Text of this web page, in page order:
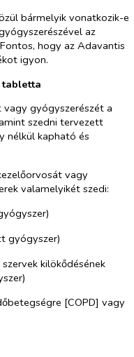
bármelyik vonatkozik-e
az
hogy az Adavantis
igyon.
tabletta
gyógyszerészét a
szedni tervezett
nélkül kapható és
vagy
valamelyikét szedi:
gyógyszer)
kilökődésének
[COPD] vagy